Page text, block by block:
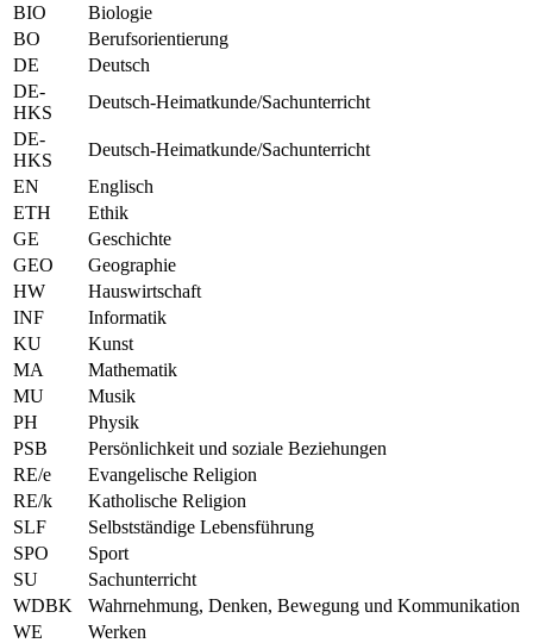
BIO
Biologie
BO
Berufsorientierung
DE
Deutsch
DE-
HKS
Deutsch-Heimatkunde/Sachunterricht
DE-
HKS
Deutsch-Heimatkunde/Sachunterricht
EN
Englisch
ETH
Ethik
GE
Geschichte
GEO
Geographie
HW
Hauswirtschaft
INF
Informatik
KU
Kunst
MA
Mathematik
MU
Musik
PH
Physik
PSB
Persönlichkeit und soziale Beziehungen
RE/e
Evangelische Religion
RE/k
Katholische Religion
SLF
Selbstständige Lebensführung
SPO
Sport
SU
Sachunterricht
WDBK
Wahrnehmung, Denken, Bewegung und Kommunikation
WE
Werken